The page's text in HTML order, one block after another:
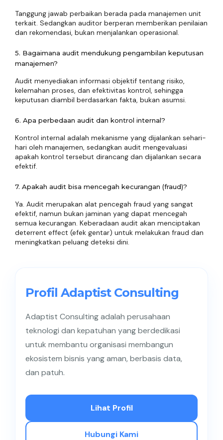
Tanggung jawab perbaikan berada pada manajemen unit
terkait. Sedangkan auditor berperan memberikan penilaian
dan rekomendasi, bukan menjalankan operasional.
5. Bagaimana audit mendukung pengambilan keputusan
manajemen?
Audit menyediakan informasi objektif tentang risiko,
kelemahan proses, dan efektivitas kontrol, sehingga
keputusan diambil berdasarkan fakta, bukan asumsi.
6. Apa perbedaan audit dan kontrol internal?
Kontrol internal adalah mekanisme yang dijalankan sehari-
hari oleh manajemen, sedangkan audit mengevaluasi
apakah kontrol tersebut dirancang dan dijalankan secara
efektif.
7. Apakah audit bisa mencegah kecurangan (fraud)?
Ya. Audit merupakan alat pencegah fraud yang sangat
efektif, namun bukan jaminan yang dapat mencegah
semua kecurangan. Keberadaan audit akan menciptakan
deterrent effect (efek gentar) untuk melakukan fraud dan
meningkatkan peluang deteksi dini.
Profil Adaptist Consulting
Adaptist Consulting adalah perusahaan
teknologi dan kepatuhan yang berdedikasi
untuk membantu organisasi membangun
ekosistem bisnis yang aman, berbasis data,
dan patuh.
Lihat Profil
Hubungi Kami